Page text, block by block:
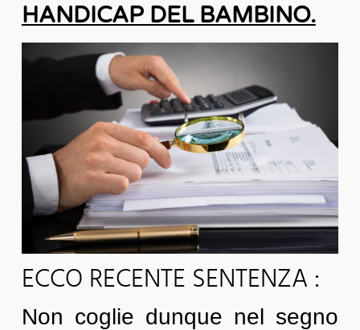
HANDICAP DEL BAMBINO.
ECCO RECENTE SENTENZA :
Non coglie dunque nel segno